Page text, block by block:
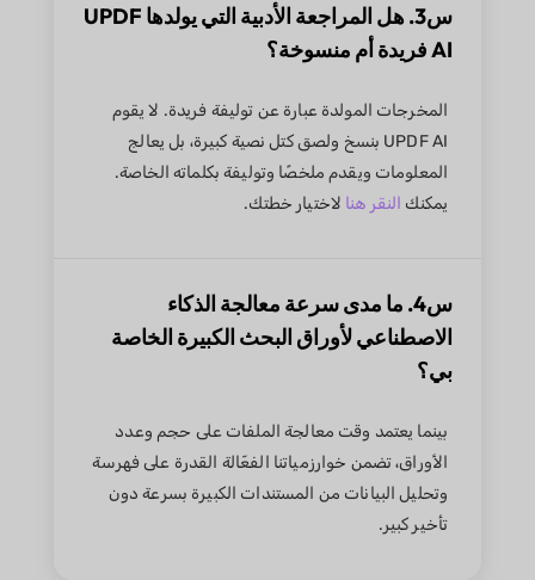
س3. هل المراجعة الأدبية التي يولدها UPDF
AI فريدة أم منسوخة؟
المخرجات المولدة عبارة عن توليفة فريدة. لا يقوم
UPDF AI بنسخ ولصق كتل نصية كبيرة، بل يعالج
المعلومات ويقدم ملخصًا وتوليفة بكلماته الخاصة.
يمكنك النقر هنا لاختيار خطتك.
س4. ما مدى سرعة معالجة الذكاء
الاصطناعي لأوراق البحث الكبيرة الخاصة
بي؟
بينما يعتمد وقت معالجة الملفات على حجم وعدد
الأوراق، تضمن خوارزمياتنا الفعّالة القدرة على فهرسة
وتحليل البيانات من المستندات الكبيرة بسرعة دون
تأخير كبير.